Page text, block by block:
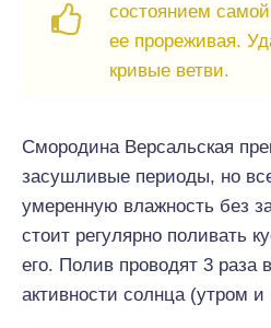
состоянием
ее прореживая.
кривые ветви.
Смородина Версальская
засушливые периоды, но
умеренную влажность без
стоит регулярно поливать
его. Полив проводят 3 раза
активности солнца (утром